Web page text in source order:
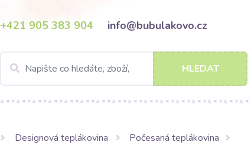
+421 905 383 904 info@bubulakovo.cz
HLEDAT
Designová teplákovina
Počesaná teplákovina